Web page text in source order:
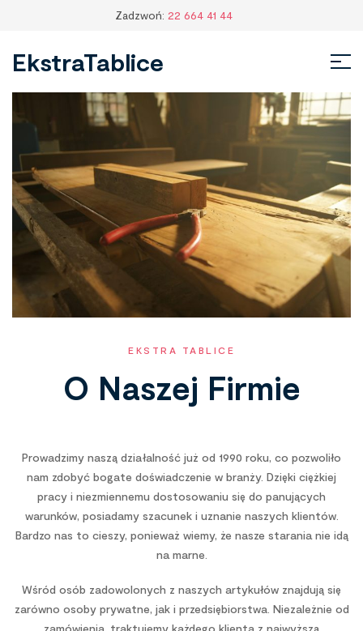
Zadzwoń: 22 664 41 44
EkstraTablice
EKSTRA TABLICE
O Naszej Firmie
Prowadzimy naszą działalność już od 1990 roku, co pozwoliło
nam zdobyć bogate doświadczenie w branży. Dzięki ciężkiej
pracy i niezmiennemu dostosowaniu się do panujących
warunków, posiadamy szacunek i uznanie naszych klientów.
Bardzo nas to cieszy, ponieważ wiemy, że nasze starania nie idą
na marne.
Wśród osób zadowolonych z naszych artykułów znajdują się
zarówno osoby prywatne, jak i przedsiębiorstwa. Niezależnie od